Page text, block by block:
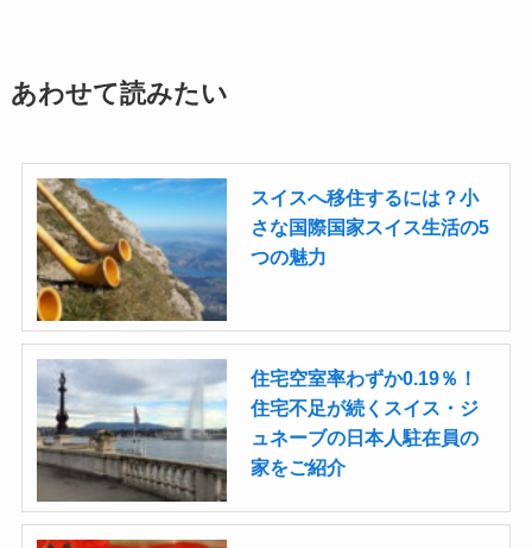
あわせて読みたい
スイスへ移住するには？小
さな国際国家スイス生活の5
つの魅力
住宅空室率わずか0.19％！
住宅不足が続くスイス・ジ
ュネーブの日本人駐在員の
家をご紹介